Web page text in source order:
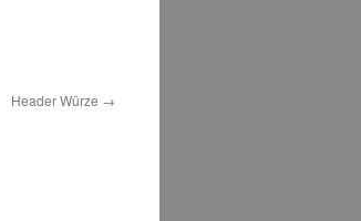
Header Würze